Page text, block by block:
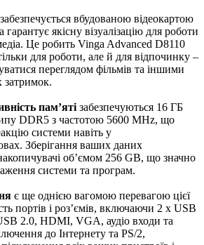
забезпечується вбудованою відеокартою
якісну візуалізацію для роботи
Це робить Vinga Advanced D8110
для роботи, але й для відпочинку –
переглядом фільмів та іншими
затримок.
пам’яті забезпечуються 16 ГБ
DDR5 з частотою 5600 MHz, що
системи навіть у
Зберігання ваших даних
об’ємом 256 GB, що значно
системи та програм.
є ще однією вагомою перевагою цієї
портів і роз’ємів, включаючи 2 x USB
2.0, HDMI, VGA, аудіо входи та
до Інтернету та PS/2,